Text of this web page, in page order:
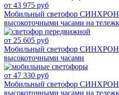
от 43 975 руб
Мобильный светофор
высокоточными часами на
от 25 605 руб
Мобильный светофор
высокоточными часами
от 47 330 руб
Мобильный светофор
высокоточными часами на